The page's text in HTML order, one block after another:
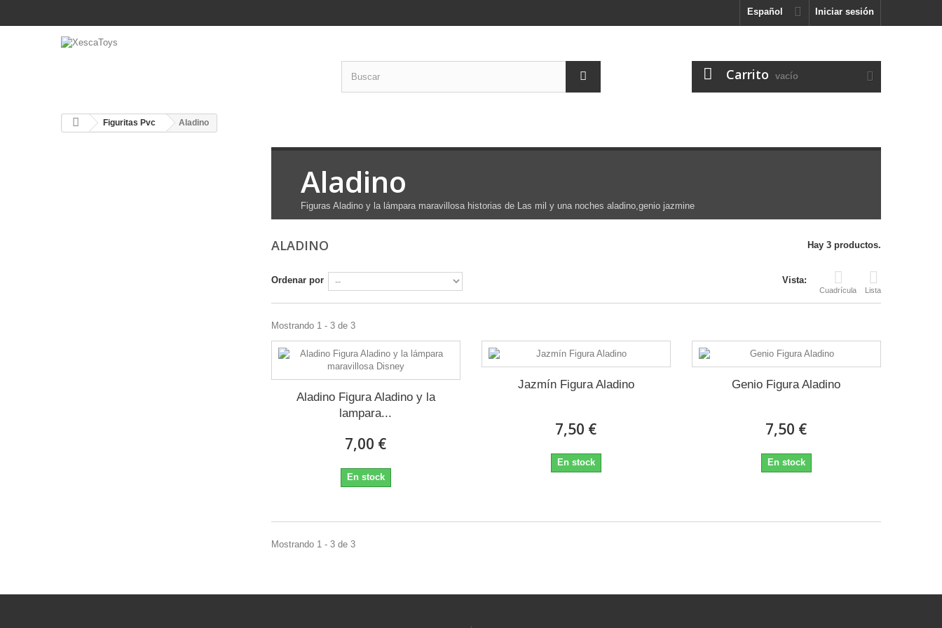
Iniciar sesión
Español
Carrito vacío
Figuritas Pvc Aladino
Aladino
Figuras Aladino y la lámpara maravillosa historias de Las mil y una noches aladino,genio jazmine
ALADINO Hay 3 productos.
Vista:
Cuadrícula Lista
Ordenar por
Mostrando 1 - 3 de 3
Aladino Figura Aladino y la
lampara...
7,00 €
En stock
Jazmín Figura Aladino
7,50 €
En stock
Genio Figura Aladino
7,50 €
En stock
Mostrando 1 - 3 de 3